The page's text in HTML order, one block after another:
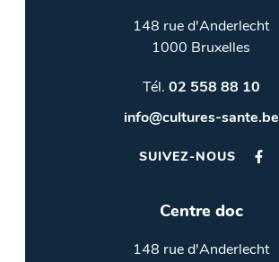
148 rue d'Anderlecht
1000 Bruxelles
Tél. 02 558 88 10
info@cultures-sante.be
SUIVEZ-NOUS
Centre doc
148 rue d'Anderlecht